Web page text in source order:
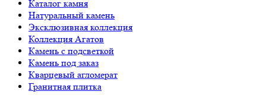
Каталог камня
Натуральный камень
Эксклюзивная коллекция
Коллекция Агатов
Камень с подсветкой
Камень под заказ
Кварцевый агломерат
Гранитная плитка